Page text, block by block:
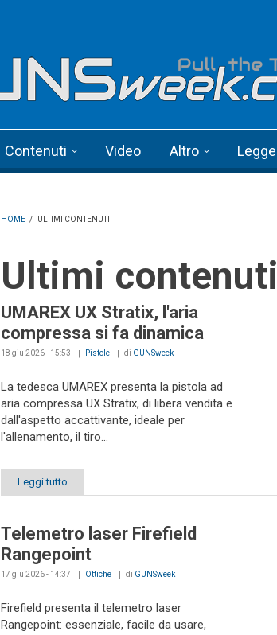
Contenuti Video Altro Legge
HOME / ULTIMI CONTENUTI
Ultimi contenuti
UMAREX UX Stratix, l'aria
compressa si fa dinamica
18 giu 2026 - 15:53 Pistole di GUNSweek
La tedesca UMAREX presenta la pistola ad
aria compressa UX Stratix, di libera vendita e
dall'aspetto accattivante, ideale per
l'allenamento, il tiro...
Leggi tutto
Telemetro laser Firefield
Rangepoint
17 giu 2026 - 14:37 Ottiche di GUNSweek
Firefield presenta il telemetro laser
Rangepoint: essenziale, facile da usare,